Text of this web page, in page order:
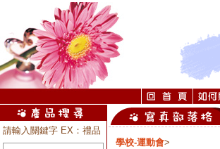
請輸入關鍵字 EX：禮品
學校-運動會>